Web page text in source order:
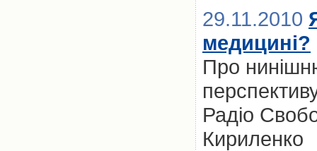
29.11.2010
медицині?
Про
Радіо
Кириленко